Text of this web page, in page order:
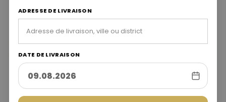
ADRESSE DE LIVRAISON
DATE DE LIVRAISON